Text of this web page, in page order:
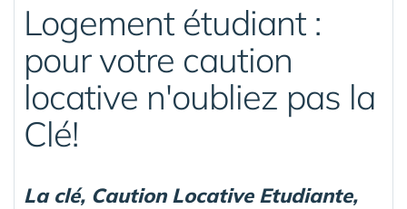
Logement étudiant :
pour votre caution
locative n'oubliez pas la
Clé!
La clé, Caution Locative Etudiante,